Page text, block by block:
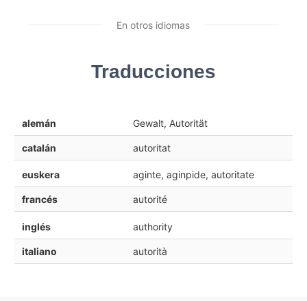
En otros idiomas
Traducciones
alemán Gewalt, Autorität
catalán autoritat
euskera aginte, aginpide, autoritate
francés autorité
inglés authority
italiano autorità